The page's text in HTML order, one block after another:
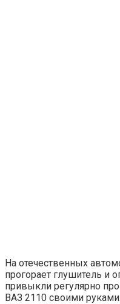
На отечественных
прогорает глушитель
привыкли регулярно
ВАЗ 2110 своими руками.